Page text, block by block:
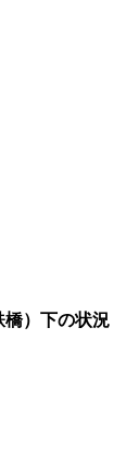
）下の状況